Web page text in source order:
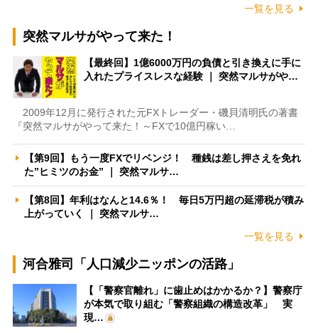
一覧を見る
突然マルサがやって来た！
【最終回】1億6000万円の負債と引き換えに手に
入れたプライスレスな経験 ｜ 突然マルサがや…
2009年12月に発行された元FXトレーダー・磯貝清明氏の著書
『突然マルサがやって来た！～FXで10億円稼い…
【第9回】もう一度FXでリベンジ！ 種銭は差し押さえを免れ
た”ヒミツのお金” ｜ 突然マルサ…
【第8回】年利はなんと14.6％！ 毎日5万円超の延滞税が積み
上がっていく ｜ 突然マルサ…
一覧を見る
河合雅司「人口減少ニッポンの活路」
【「警察官離れ」に歯止めはかかるか？】警察庁
が本気で取り組む「警察組織の構造改革」 実
現…